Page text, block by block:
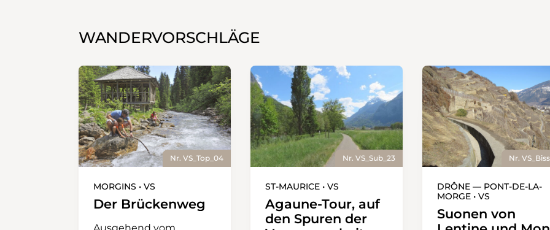
WANDERVORSCHLÄGE
Nr. VS_Top_04
MORGINS • VS
Der Brückenweg
Nr. VS_Sub_23
ST-MAURICE • VS
Agaune-Tour, auf
den Spuren der
Nr.
DRÔNE — PONT-DE-LA-
MORGE • VS
Suonen von